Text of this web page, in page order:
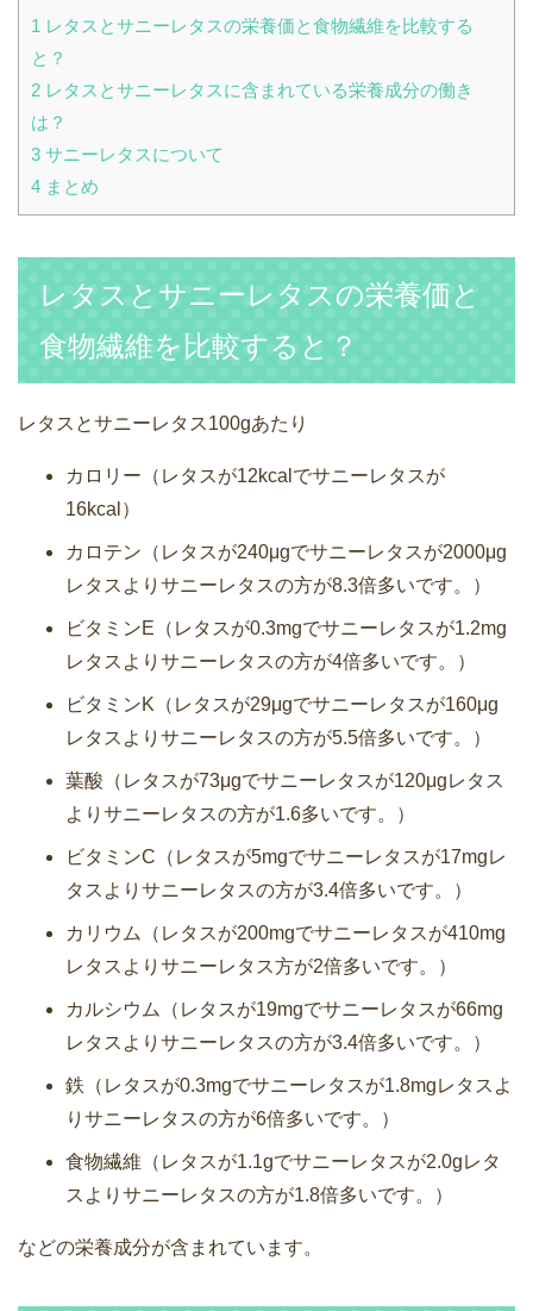
1 レタスとサニーレタスの栄養価と食物繊維を比較する
と？
2 レタスとサニーレタスに含まれている栄養成分の働き
は？
3 サニーレタスについて
4 まとめ
レタスとサニーレタスの栄養価と
食物繊維を比較すると？
レタスとサニーレタス100gあたり
カロリー（レタスが12kcalでサニーレタスが
16kcal）
カロテン（レタスが240μgでサニーレタスが2000μg
レタスよりサニーレタスの方が8.3倍多いです。）
ビタミンE（レタスが0.3mgでサニーレタスが1.2mg
レタスよりサニーレタスの方が4倍多いです。）
ビタミンK（レタスが29μgでサニーレタスが160μg
レタスよりサニーレタスの方が5.5倍多いです。）
葉酸（レタスが73μgでサニーレタスが120μgレタス
よりサニーレタスの方が1.6多いです。）
ビタミンC（レタスが5mgでサニーレタスが17mgレ
タスよりサニーレタスの方が3.4倍多いです。）
カリウム（レタスが200mgでサニーレタスが410mg
レタスよりサニーレタス方が2倍多いです。）
カルシウム（レタスが19mgでサニーレタスが66mg
レタスよりサニーレタスの方が3.4倍多いです。）
鉄（レタスが0.3mgでサニーレタスが1.8mgレタスよ
りサニーレタスの方が6倍多いです。）
食物繊維（レタスが1.1gでサニーレタスが2.0gレタ
スよりサニーレタスの方が1.8倍多いです。）
などの栄養成分が含まれています。